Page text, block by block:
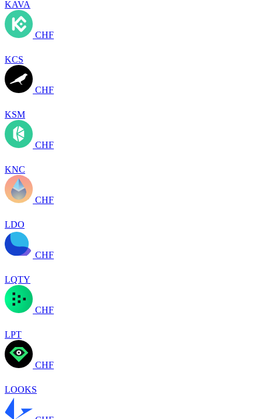
KAVA
CHF
KCS
CHF
KSM
CHF
KNC
CHF
LDO
CHF
LQTY
CHF
LPT
CHF
LOOKS